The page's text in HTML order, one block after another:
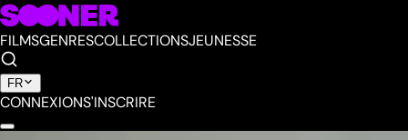
FILMSGENRESCOLLECTIONSJEUNESSE
FR
CONNEXIONS'INSCRIRE